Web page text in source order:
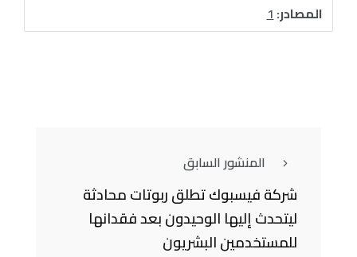
المصادر:1
المنشور السابق
شركة فيسبوك تطلق ربوتات محادثة
ليتحدث إليها الوحيدون بعد فقدانها
للمستخدمين البشريون